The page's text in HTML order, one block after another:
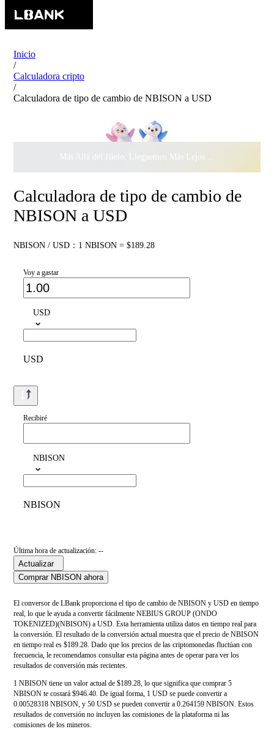
Inicio
/
Calculadora cripto
/
Calculadora de tipo de cambio de NBISON a USD
Más Allá del Hielo, Lleguemos Más Lejos Juntos ·
Calculadora de tipo de cambio de
NBISON a USD
NBISON / USD：1 NBISON = $189.28
Voy a gastar
USD
USD
Recibiré
NBISON
NBISON
Última hora de actualización: --
Actualizar
Comprar NBISON ahora
El conversor de LBank proporciona el tipo de cambio de NBISON y USD en tiempo
real, lo que le ayuda a convertir fácilmente NEBIUS GROUP (ONDO
TOKENIZED)(NBISON) a USD. Esta herramienta utiliza datos en tiempo real para
la conversión. El resultado de la conversión actual muestra que el precio de NBISON
en tiempo real es $189.28. Dado que los precios de las criptomonedas fluctúan con
frecuencia, le recomendamos consultar esta página antes de operar para ver los
resultados de conversión más recientes.
1 NBISON tiene un valor actual de $189.28, lo que significa que comprar 5
NBISON te costará $946.40. De igual forma, 1 USD se puede convertir a
0.00528318 NBISON, y 50 USD se pueden convertir a 0.264159 NBISON. Estos
resultados de conversión no incluyen las comisiones de la plataforma ni las
comisiones de los mineros.